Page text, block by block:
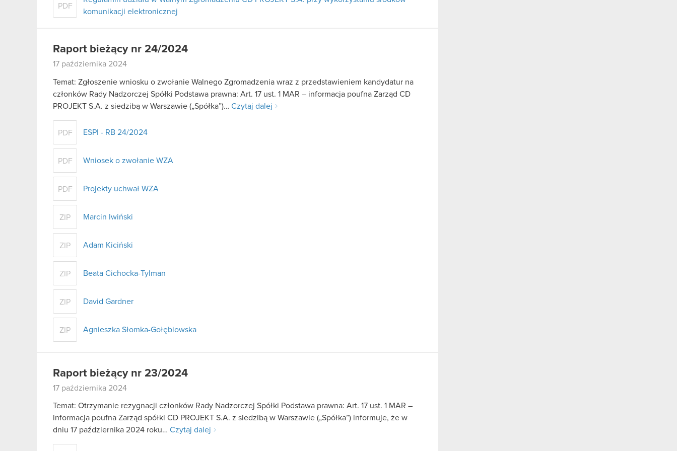
PDF
komunikacji elektronicznej
Raport bieżący nr 24/2024
17 października 2024
Temat: Zgłoszenie wniosku o zwołanie Walnego Zgromadzenia wraz z przedstawieniem kandydatur na
członków Rady Nadzorczej Spółki Podstawa prawna: Art. 17 ust. 1 MAR – informacja poufna Zarząd CD
PROJEKT S.A. z siedzibą w Warszawie („Spółka”)… Czytaj dalej
PDF ESPI - RB 24/2024
PDF Wniosek o zwołanie WZA
PDF Projekty uchwał WZA
ZIP Marcin Iwiński
ZIP Adam Kiciński
ZIP Beata Cichocka-Tylman
ZIP David Gardner
ZIP Agnieszka Słomka-Gołębiowska
Raport bieżący nr 23/2024
17 października 2024
Temat: Otrzymanie rezygnacji członków Rady Nadzorczej Spółki Podstawa prawna: Art. 17 ust. 1 MAR –
informacja poufna Zarząd spółki CD PROJEKT S.A. z siedzibą w Warszawie („Spółka”) informuje, że w
dniu 17 października 2024 roku… Czytaj dalej